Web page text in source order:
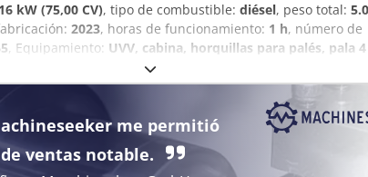
kW (75,00 CV), tipo de combustible: diésel, peso total:
2023, horas de funcionamiento: 1 h, número de
, Equipamiento: UVV, cabina, horquillas para palés, pala
, MECALAC-AHLMANN AX850 Peso: 5050 kg
con cortador o con dientes Horquilla para paletas 1200
Grammer Sistema de radio MP3, USB, Bluetooth
Enganches hidráulicos para 1er circuito adicional
hidráulico de cambio rápido Dispositivo de cambio
Mecalac Mecalac Panorama Cab con sección
me permitió
ventas notable.